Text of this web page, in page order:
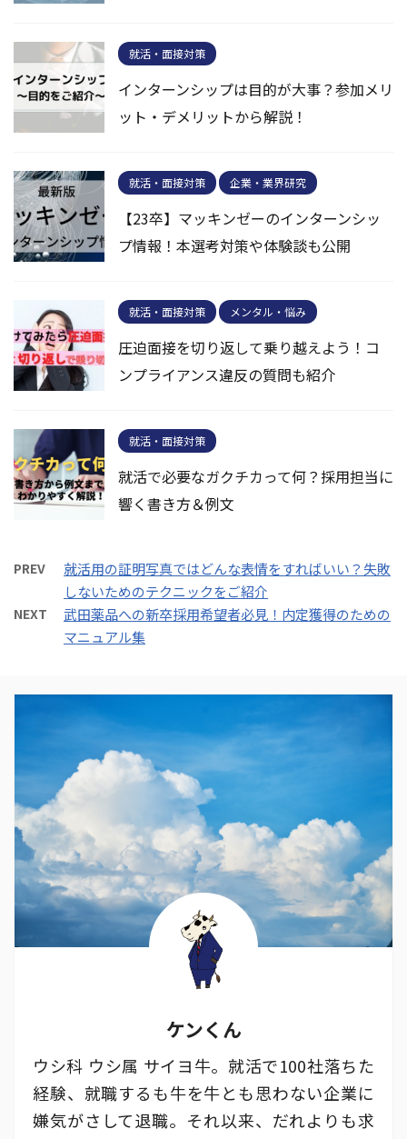
就活・面接対策
インターンシップは目的が大事？参加メリ
ット・デメリットから解説！
就活・面接対策 企業・業界研究
【23卒】マッキンゼーのインターンシッ
プ情報！本選考対策や体験談も公開
就活・面接対策 メンタル・悩み
圧迫面接を切り返して乗り越えよう！コ
ンプライアンス違反の質問も紹介
就活・面接対策
就活で必要なガクチカって何？採用担当に
響く書き方＆例文
PREV
就活用の証明写真ではどんな表情をすればいい？失敗
しないためのテクニックをご紹介
NEXT
武田薬品への新卒採用希望者必見！内定獲得のための
マニュアル集
ケンくん
ウシ科 ウシ属 サイヨ牛。就活で100社落ちた
経験、就職するも牛を牛とも思わない企業に
嫌気がさして退職。それ以来、だれよりも求